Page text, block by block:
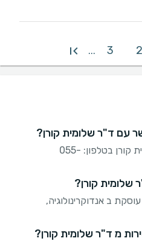
2
3
...
עם ד"ר שלומית קורן?
ניתן ליצור קשר עם ד"ר שלומית קורן בטלפון: 055-
קורן?
ב אנדוקרינולוגיה,
מ ד"ר שלומית קורן?